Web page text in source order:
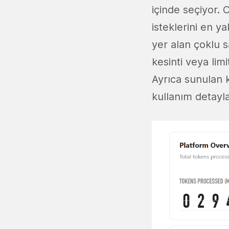
içinde seçiyor.
isteklerini en
yer alan çoklu
kesinti veya
Ayrıca sunulan
kullanım